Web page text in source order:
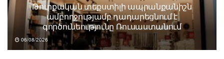
Թուրքական տեքստիլի ապրանքանիշն
ամբողջությամբ դադարեցնում է
գործունեությունը Ռուսաստանում
06/08/2026